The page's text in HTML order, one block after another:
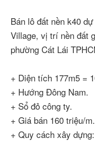
Bán lô đất nền k40
Village, vị trí nền đất
phường Cát Lái
+ Diện tích 177m5 =
+ Hướng Đông Nam.
+ Sổ đỏ công ty.
+ Giá bán 160 triệu/m.
+ Quy cách xây